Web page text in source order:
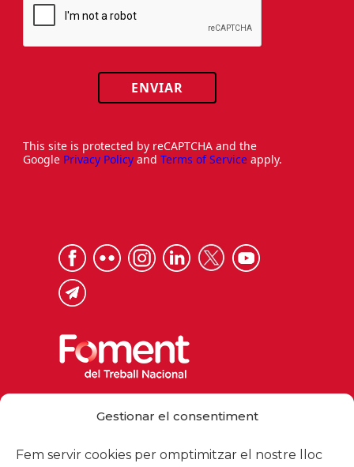
Gestionar el consentiment
Fem servir cookies per omptimitzar el nostre lloc
ENVIAR
This site is protected by reCAPTCHA and the
Google Privacy Policy and Terms of Service apply.
foment@foment.com